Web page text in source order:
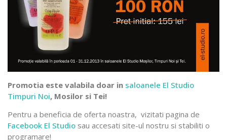
Promotia este valabila doar in saloanele El Studio
Timpuri Noi, Mosilor si Tei!
Pentru a beneficia de oferta noastra, vizitati pagina de
Facebook El Studio sau accesati site-ul nostru si stabiliti o
programare!